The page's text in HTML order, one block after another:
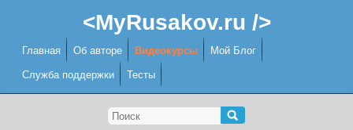
<MyRusakov.ru />
Главная Об авторе Видеокурсы Мой Блог
Служба поддержки Тесты